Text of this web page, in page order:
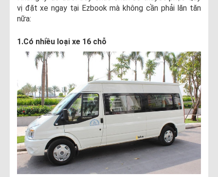
vị đặt xe ngay tại Ezbook mà không cần phải lăn tăn
nữa:
1.Có nhiều loại xe 16 chỗ